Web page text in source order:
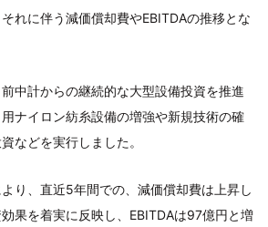
れに伴う減価償却費やEBITDAの推移とな
中計からの継続的な大型設備投資を推進
ナイロン紡糸設備の増強や新規技術の確
などを実行しました。
り、直近5年間での、減価償却費は上昇し
果を着実に反映し、EBITDAは97億円と増